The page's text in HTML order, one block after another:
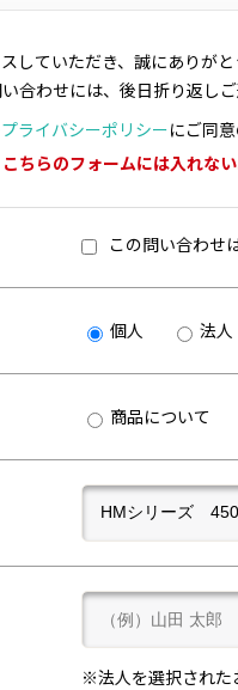
していただき、誠にありがと
合わせには、後日折り返しご
プライバシーポリシーにご同
ちらのフォームには入れない
この問い合わせ
個人 法人
商品について
※法人を選択された